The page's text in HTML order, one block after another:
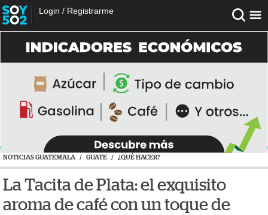
Login / Registrarme
NOTICIAS GUATEMALA / GUATE / ¿QUÉ HACER?
La Tacita de Plata: el exquisito
aroma de café con un toque de